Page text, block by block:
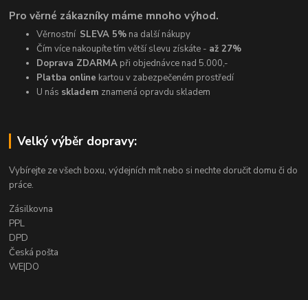
Pro věrné zákazníky máme mnoho výhod.
Věrnostní SLEVA 5% na další nákupy
Čím více nakoupíte tím větší slevu získáte - až 27%
Doprava ZDARMA při objednávce nad 5.000,-
Platba online kartou v zabezpečeném prostředí
U nás skladem znamená opravdu skladem
Velký výběr dopravy:
Vybírejte ze všech boxu, výdejních mít nebo si nechte doručit domu či do
práce.
Zásilkovna
PPL
DPD
Česká pošta
WE|DO